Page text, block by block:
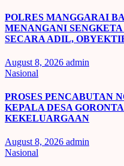
POLRES MANGGARAI
MENANGANI
SECARA ADIL,
August 8, 2026 admin
Nasional
PROSES PENCABUTAN
KEPALA DESA
KEKELUARGAAN
August 8, 2026 admin
Nasional